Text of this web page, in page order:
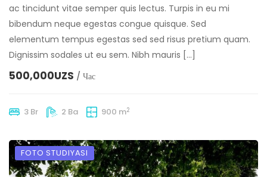
ac tincidunt vitae semper quis lectus. Turpis in eu mi
bibendum neque egestas congue quisque. Sed
elementum tempus egestas sed sed risus pretium quam.
Dignissim sodales ut eu sem. Nibh mauris […]
500,000UZS / Час
3 Br 2 Ba 900 m2
FOTO STUDIYASI